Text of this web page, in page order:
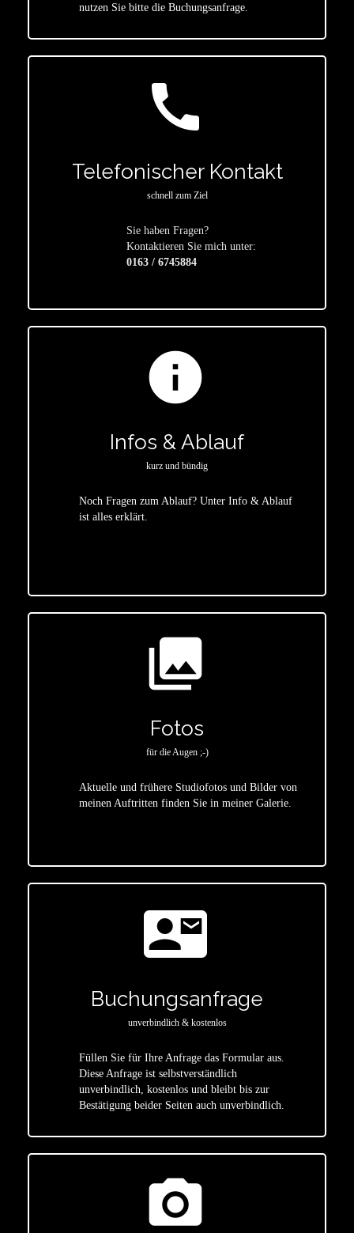
nutzen Sie bitte die Buchungsanfrage.
call
Telefonischer Kontakt
schnell zum Ziel
Sie haben Fragen?
Kontaktieren Sie mich unter:
0163 / 6745884
info
Infos & Ablauf
kurz und bündig
Noch Fragen zum Ablauf? Unter Info & Ablauf
ist alles erklärt.
photo_library
Fotos
für die Augen ;-)
Aktuelle und frühere Studiofotos und Bilder von
meinen Auftritten finden Sie in meiner Galerie.
contact_mail
Buchungsanfrage
unverbindlich & kostenlos
Füllen Sie für Ihre Anfrage das Formular aus.
Diese Anfrage ist selbstverständlich
unverbindlich, kostenlos und bleibt bis zur
Bestätigung beider Seiten auch unverbindlich.
photo_camera